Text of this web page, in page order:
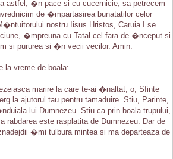
astfel, �n pace si cu cucernicie, sa petrecem
de �mpartasirea bunatatilor celor
nostru Iisus Hristos, Caruia I se
�mpreuna cu Tatal cel fara de �nceput si
si pururea si �n vecii vecilor. Amin.
la vreme de boala:
marire la care te-ai �naltat, o, Sfinte
la ajutorul tau pentru tamaduire. Stiu, Parinte,
lui Dumnezeu. Stiu ca prin boala trupului,
rabdarea este rasplatita de Dumnezeu. Dar de
�mi tulbura mintea si ma departeaza de